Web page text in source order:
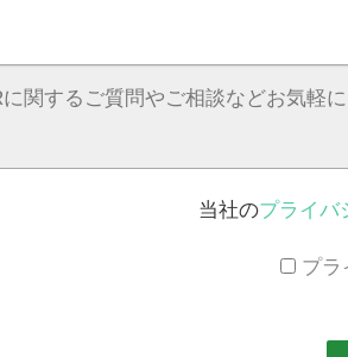
当社のプライバ
プラ